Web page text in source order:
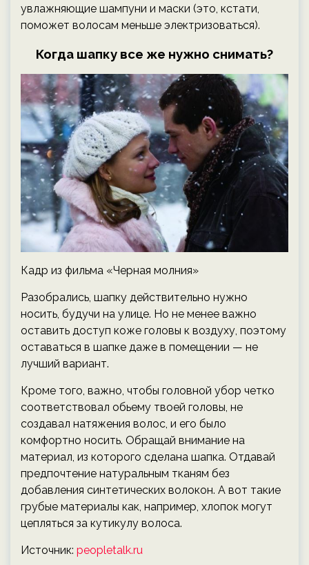
увлажняющие шампуни и маски (это, кстати,
поможет волосам меньше электризоваться).
Когда шапку все же нужно снимать?
Кадр из фильма «Черная молния»
Разобрались, шапку действительно нужно
носить, будучи на улице. Но не менее важно
оставить доступ коже головы к воздуху, поэтому
оставаться в шапке даже в помещении — не
лучший вариант.
Кроме того, важно, чтобы головной убор четко
соответствовал обьему твоей головы, не
создавал натяжения волос, и его было
комфортно носить. Обращай внимание на
материал, из которого сделана шапка. Отдавай
предпочтение натуральным тканям без
добавления синтетических волокон. А вот такие
грубые материалы как, например, хлопок могут
цепляться за кутикулу волоса.
Источник: peopletalk.ru